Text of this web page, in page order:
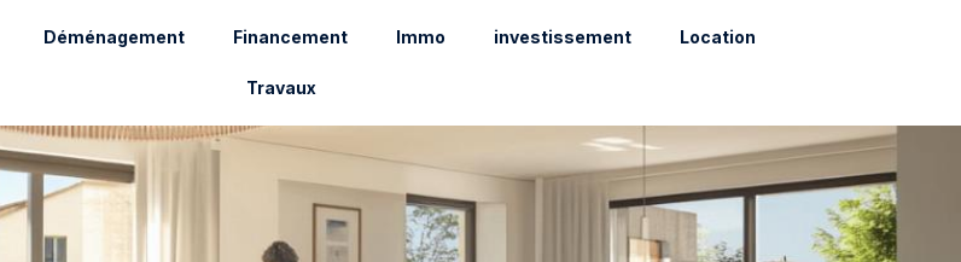
Déménagement Financement Immo investissement Location
Travaux